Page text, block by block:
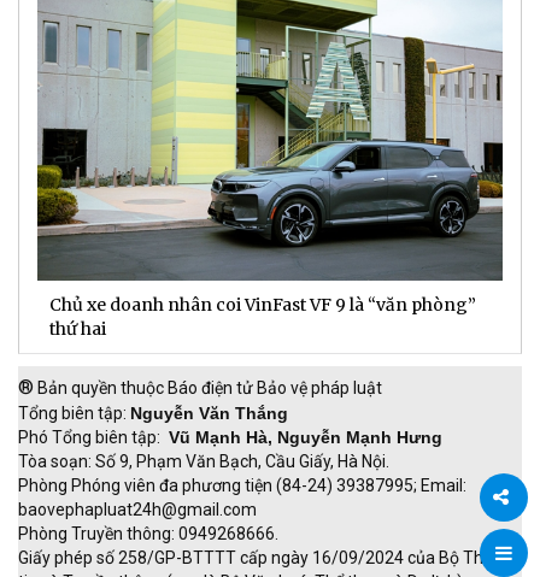
Chia
Chủ xe doanh nhân coi VinFast VF 9 là “văn phòng”
thứ hai
® Bản quyền thuộc Báo điện tử Bảo vệ pháp luật
Tổng biên tập: Nguyễn Văn Thắng
Phó Tổng biên tập: Vũ Mạnh Hà, Nguyễn Mạnh Hưng
Tòa soạn: Số 9, Phạm Văn Bạch, Cầu Giấy, Hà Nội.
Phòng Phóng viên đa phương tiện (84-24) 39387995; Email:
baovephapluat24h@gmail.com
Phòng Truyền thông: 0949268666.
Giấy phép số 258/GP-BTTTT cấp ngày 16/09/2024 của Bộ Thông